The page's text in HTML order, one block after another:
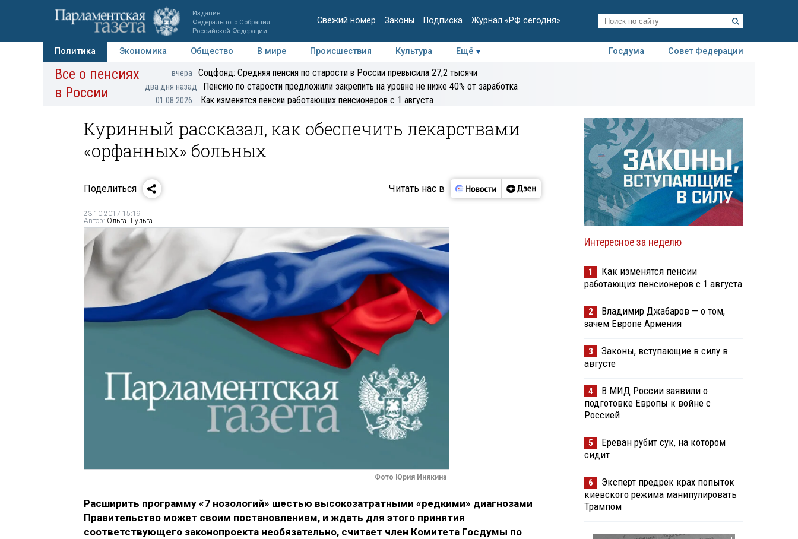
Издание
Федерального Собрания
Российской Федерации
Свежий номер Законы Подписка Журнал «РФ сегодня»
Политика Экономика Общество В мире Происшествия Культура Ещё Госдума
Совет Федерации
Авторы Персоны Мнения Регионы Медиацентр Интервью Колумнисты
экспертиза
Все о пенсиях
в России
вчера Соцфонд: Средняя пенсия по старости в России превысила 27,2 тысячи
два дня назад Пенсию по старости предложили закрепить на уровне не ниже 40% от заработка
01.08.2026 Как изменятся пенсии работающих пенсионеров с 1 августа
Куринный рассказал, как обеспечить лекарствами
«орфанных» больных
Поделиться Читать нас в
23.10.2017 15:19
Автор: Ольга Шульга
Фото Юрия Инякина
Расширить программу «7 нозологий» шестью высокозатратными «редкими» диагнозами
Правительство может своим постановлением, и ждать для этого принятия
соответствующего законопроекта необязательно, считает член Комитета Госдумы по
Интересное за неделю
1
Как изменятся пенсии
работающих пенсионеров с 1 августа
2
Владимир Джабаров — о том,
зачем Европе Армения
3
Законы, вступающие в силу в
августе
4
В МИД России заявили о
подготовке Европы к войне с
Россией
5
Ереван рубит сук, на котором
сидит
6
Эксперт предрек крах попыток
киевского режима манипулировать
Трампом